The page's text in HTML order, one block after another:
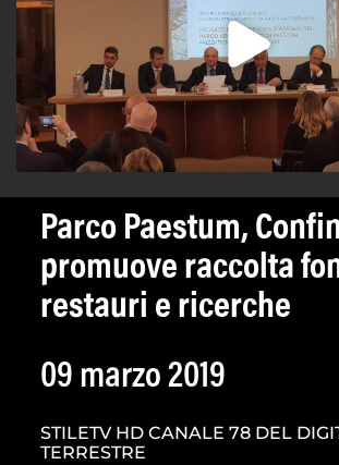
Parco Paestum,
promuove raccolta
restauri e ricerche
09 marzo 2019
STILETV HD CANALE 78 DEL
TERRESTRE